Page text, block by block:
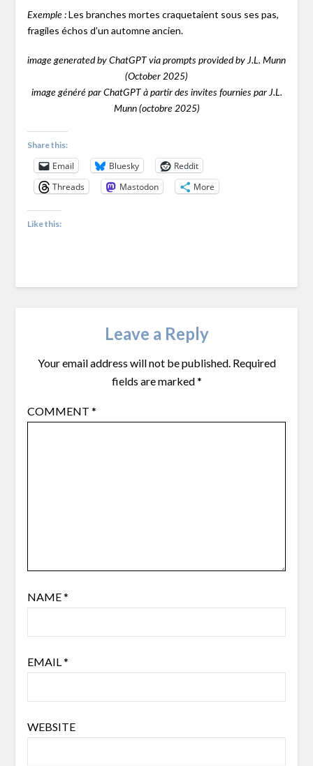
Exemple :Les branches mortes craquetaient sous ses pas,
fragiles échos d’un automne ancien.
image generated by ChatGPT via prompts provided by J.L. Munn
(October 2025)
image généré par ChatGPT à partir des invites fournies par J.L.
Munn (octobre 2025)
Share this:
Email Bluesky
Reddit
Threads
Mastodon More
Like this:
Leave a Reply
Your email address will not be published. Required
fields are marked*
COMMENT *
NAME*
EMAIL *
WEBSITE